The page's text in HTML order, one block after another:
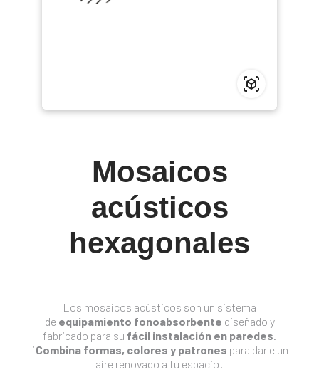
Mosaicos
acústicos
hexagonales
Los mosaicos acústicos son un sistema
de equipamiento fonoabsorbente diseñado y
fabricado para su fácil instalación en paredes
¡Combina formas, colores y patrones para darle un
aire renovado a tu espacio!